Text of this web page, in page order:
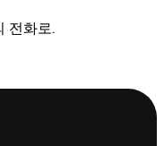
전화로.